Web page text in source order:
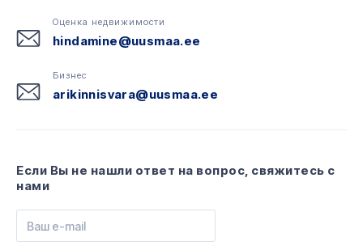
Оценка недвижимости
hindamine@uusmaa.ee
Бизнес
arikinnisvara@uusmaa.ee
Если Вы не нашли ответ на вопрос, свяжитесь с
нами